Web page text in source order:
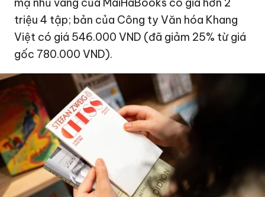
triệu 4 tập; bản của Công ty Văn hóa Khang
Việt có giá 546.000 VND (đã giảm 25% từ giá
gốc 780.000 VND).